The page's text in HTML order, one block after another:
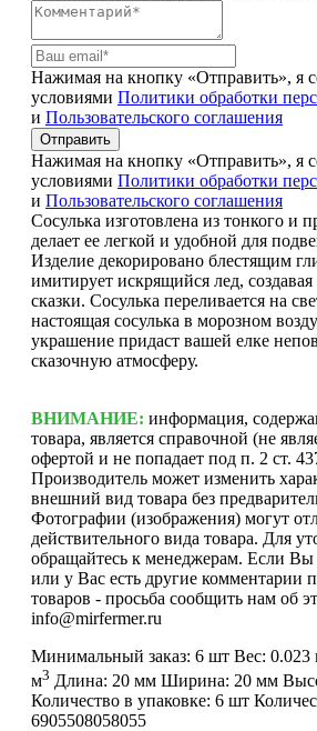
Нажимая на кнопку «Отправить», я
условиями Политики обработки
и Пользовательского соглашения
Отправить
Нажимая на кнопку «Отправить», я
условиями Политики обработки
и Пользовательского соглашения
Сосулька изготовлена из тонкого и
делает ее легкой и удобной для
Изделие декорировано блестящим
имитирует искрящийся лед,
сказки. Сосулька переливается на
настоящая сосулька в морозном
украшение придаст вашей елке
сказочную атмосферу.
ВНИМАНИЕ: информация,
товара, является справочной (не
офертой и не попадает под п. 2 ст.
Производитель может изменить
внешний вид товара без
Фотографии (изображения) могут
действительного вида товара. Для
обращайтесь к менеджерам. Если
или у Вас есть другие комментарии
товаров - просьба сообщить нам об
info@mirfermer.ru
Минимальный заказ: 6 шт Вес: 0.023
м3 Длина: 20 мм Ширина: 20 мм
Количество в упаковке: 6 шт
6905508058055